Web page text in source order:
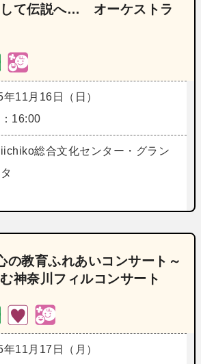
て伝説へ… オーケストラ
年11月16日（日）
16:00
iichiko総合文化センター・グラン
教育ふれあいコンサート～
神奈川フィルコンサート
年11月17日（月）